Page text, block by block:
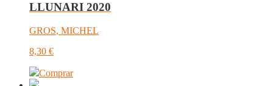
LLUNARI 2020
GROS, MICHEL
8,30 €
Comprar